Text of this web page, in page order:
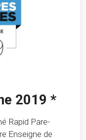
2019 *
Rapid Pare-
Enseigne de